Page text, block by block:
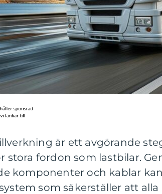
är ett avgörande
stora fordon som lastbilar.
komponenter och kablar
som säkerställer att